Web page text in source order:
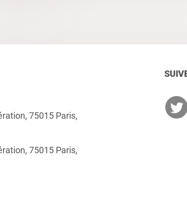
75015 Paris,
75015 Paris,